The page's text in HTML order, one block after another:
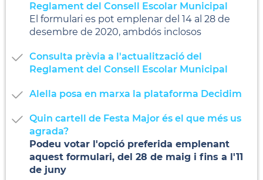
Reglament del Consell Escolar Municipal
El formulari es pot emplenar del 14 al 28 de
desembre de 2020, ambdós inclosos
Consulta prèvia a l'actualització del
Reglament del Consell Escolar Municipal
Alella posa en marxa la plataforma Decidim
Quin cartell de Festa Major és el que més us
agrada?
Podeu votar l'opció preferida emplenant
aquest formulari, del 28 de maig i fins a l'11
de juny